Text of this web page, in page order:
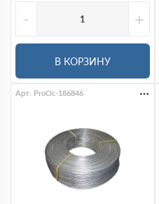
- +
В КОРЗИНУ
Арт. ProOc-186846